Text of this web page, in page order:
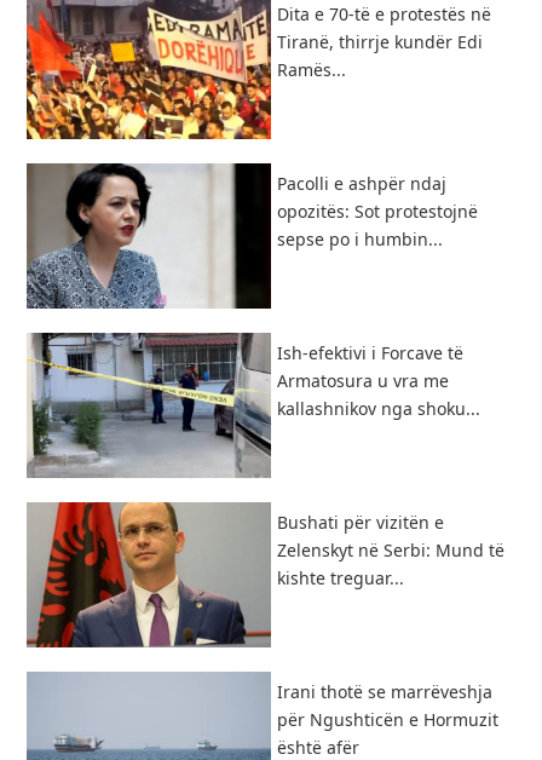
​Dita e 70-të e protestës në
Tiranë, thirrje kundër Edi
Ramës...
Pacolli e ashpër ndaj
opozitës: Sot protestojnë
sepse po i humbin...
Ish-efektivi i Forcave të
Armatosura u vra me
kallashnikov nga shoku...
Bushati për vizitën e
Zelenskyt në Serbi: Mund të
kishte treguar...
Irani thotë se marrëveshja
për Ngushticën e Hormuzit
është afër